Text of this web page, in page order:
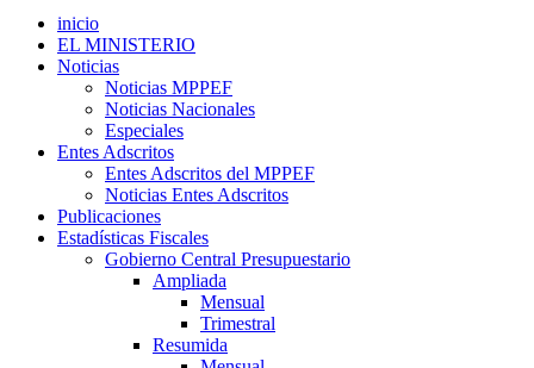
inicio
EL MINISTERIO
Noticias
Noticias MPPEF
Noticias Nacionales
Especiales
Entes Adscritos
Entes Adscritos del MPPEF
Noticias Entes Adscritos
Publicaciones
Estadísticas Fiscales
Gobierno Central Presupuestario
Ampliada
Mensual
Trimestral
Resumida